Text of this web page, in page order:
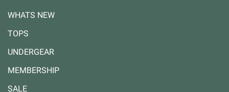
WHATS NEW
TOPS
UNDERGEAR
MEMBERSHIP
SALE